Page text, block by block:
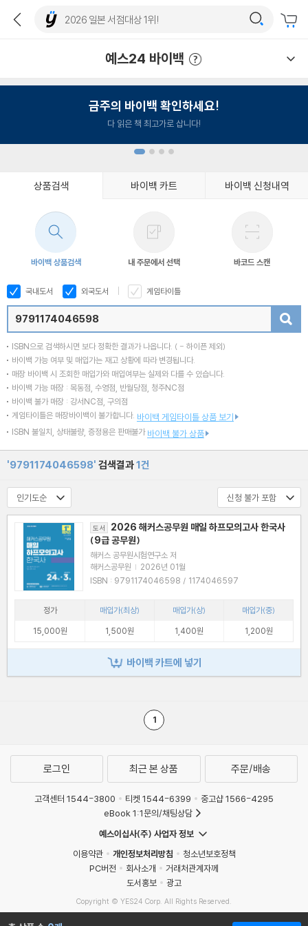
예스24 바이백
금주의 바이백 확인하세요!
다 읽은 책 최고가로 삽니다!
상품검색 바이백 카트 바이백 신청내역
바이백 상품검색 내 주문에서 선택 바코드 스캔
국내도서 외국도서 게임타이틀
ISBN으로 검색하시면 보다 정확한 결과가 나옵니다. ( - 하이픈 제외)
바이백 가능 여부 및 매입가는 재고 상황에 따라 변경됩니다.
매장 바이백 시 조회한 매입가와 매입여부는 실제와 다를 수 있습니다.
바이백 가능 매장 : 목동점, 수영점, 반월당점, 청주NC점
바이백 불가 매장 : 강서NC점, 구의점
게임타이틀은 매장바이백이 불가합니다. 바이백 게임타이틀 상품 보기
ISBN 불일치, 상태불량, 증정용은 판매불가 바이백 불가 상품
'9791174046598' 검색결과1건
도서
2026 해커스공무원 매일 하프모의고사 한국사
(9급 공무원)
해커스 공무원시험연구소 저
해커스공무원 | 2026년 01월
ISBN : 9791174046598 / 1174046597
정가 매입가(최상) 매입가(상)
매입가(중)
15,000원
1,500원 1,400원 1,200원
바이백 카트에 넣기
1
로그인 최근 본 상품 주문/배송
고객센터 1544-3800 티켓 1544-6399
중고샵 1566-4295
eBook 1:1문의/채팅상담
예스이십사(주) 사업자 정보
이용약관
개인정보처리방침
청소년보호정책
PC버전
회사소개
거래처관계자께
도서홍보
광고
Copyright © YES24 Corp. All Rights Reserved.
MATOM11